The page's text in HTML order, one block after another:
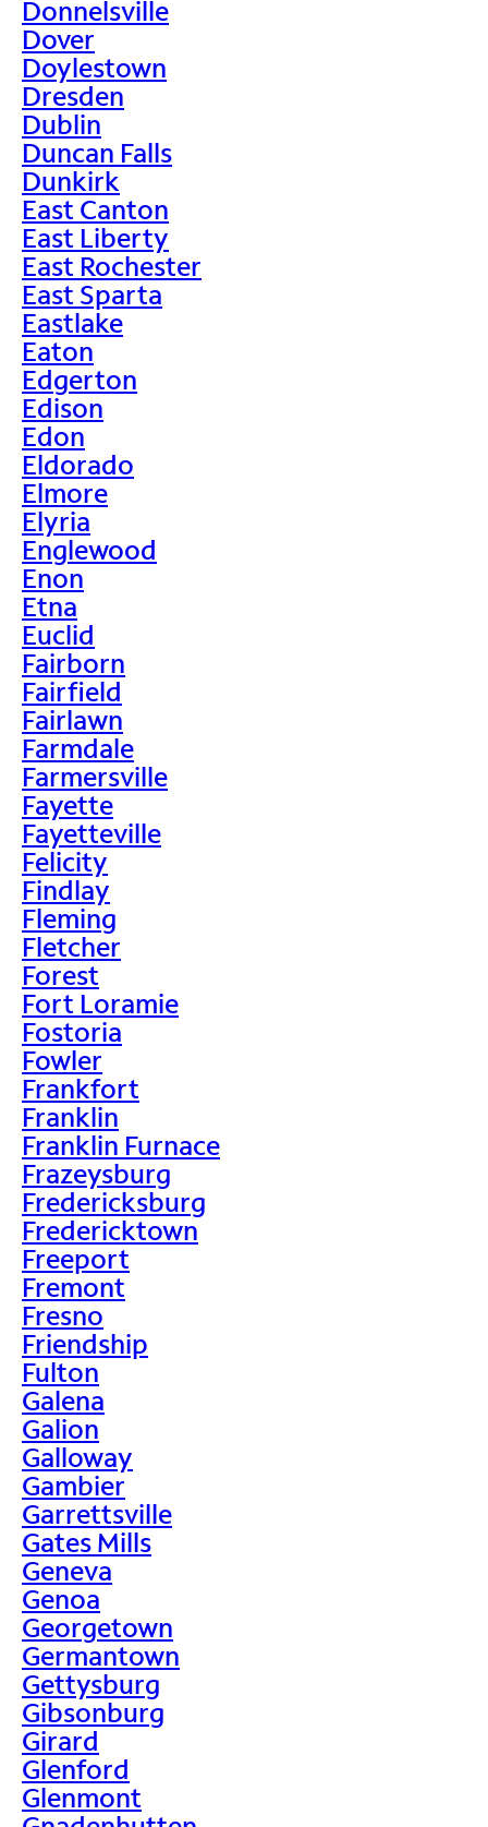
Donnelsville
Dover
Doylestown
Dresden
Dublin
Duncan Falls
Dunkirk
East Canton
East Liberty
East Rochester
East Sparta
Eastlake
Eaton
Edgerton
Edison
Edon
Eldorado
Elmore
Elyria
Englewood
Enon
Etna
Euclid
Fairborn
Fairfield
Fairlawn
Farmdale
Farmersville
Fayette
Fayetteville
Felicity
Findlay
Fleming
Fletcher
Forest
Fort Loramie
Fostoria
Fowler
Frankfort
Franklin
Franklin Furnace
Frazeysburg
Fredericksburg
Fredericktown
Freeport
Fremont
Fresno
Friendship
Fulton
Galena
Galion
Galloway
Gambier
Garrettsville
Gates Mills
Geneva
Genoa
Georgetown
Germantown
Gettysburg
Gibsonburg
Girard
Glenford
Glenmont